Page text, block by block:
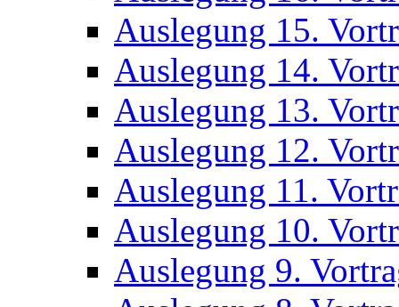
Auslegung 15.
Auslegung 14.
Auslegung 13.
Auslegung 12.
Auslegung 11.
Auslegung 10.
Auslegung 9.